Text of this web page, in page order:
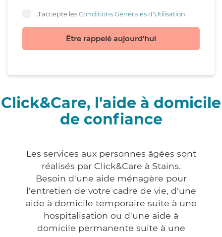
J'accepte lesConditions Générales d'Utilisation
Être rappelé aujourd'hui
Click&Care, l'aide à domicile
de confiance
Les services aux personnes âgées sont
réalisés par Click&Care à Stains.
Besoin d'une aide ménagère pour
l'entretien de votre cadre de vie, d'une
aide à domicile temporaire suite à une
hospitalisation ou d'une aide à
domicile permanente suite à une